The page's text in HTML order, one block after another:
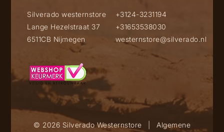
Silverado westernstore
Lange Hezelstraat 37
6511CB Nijmegen
+3124-3231194
+31653538030
westernstore@silverado.nl
© 2026 Silverado Westernstore
Algemene